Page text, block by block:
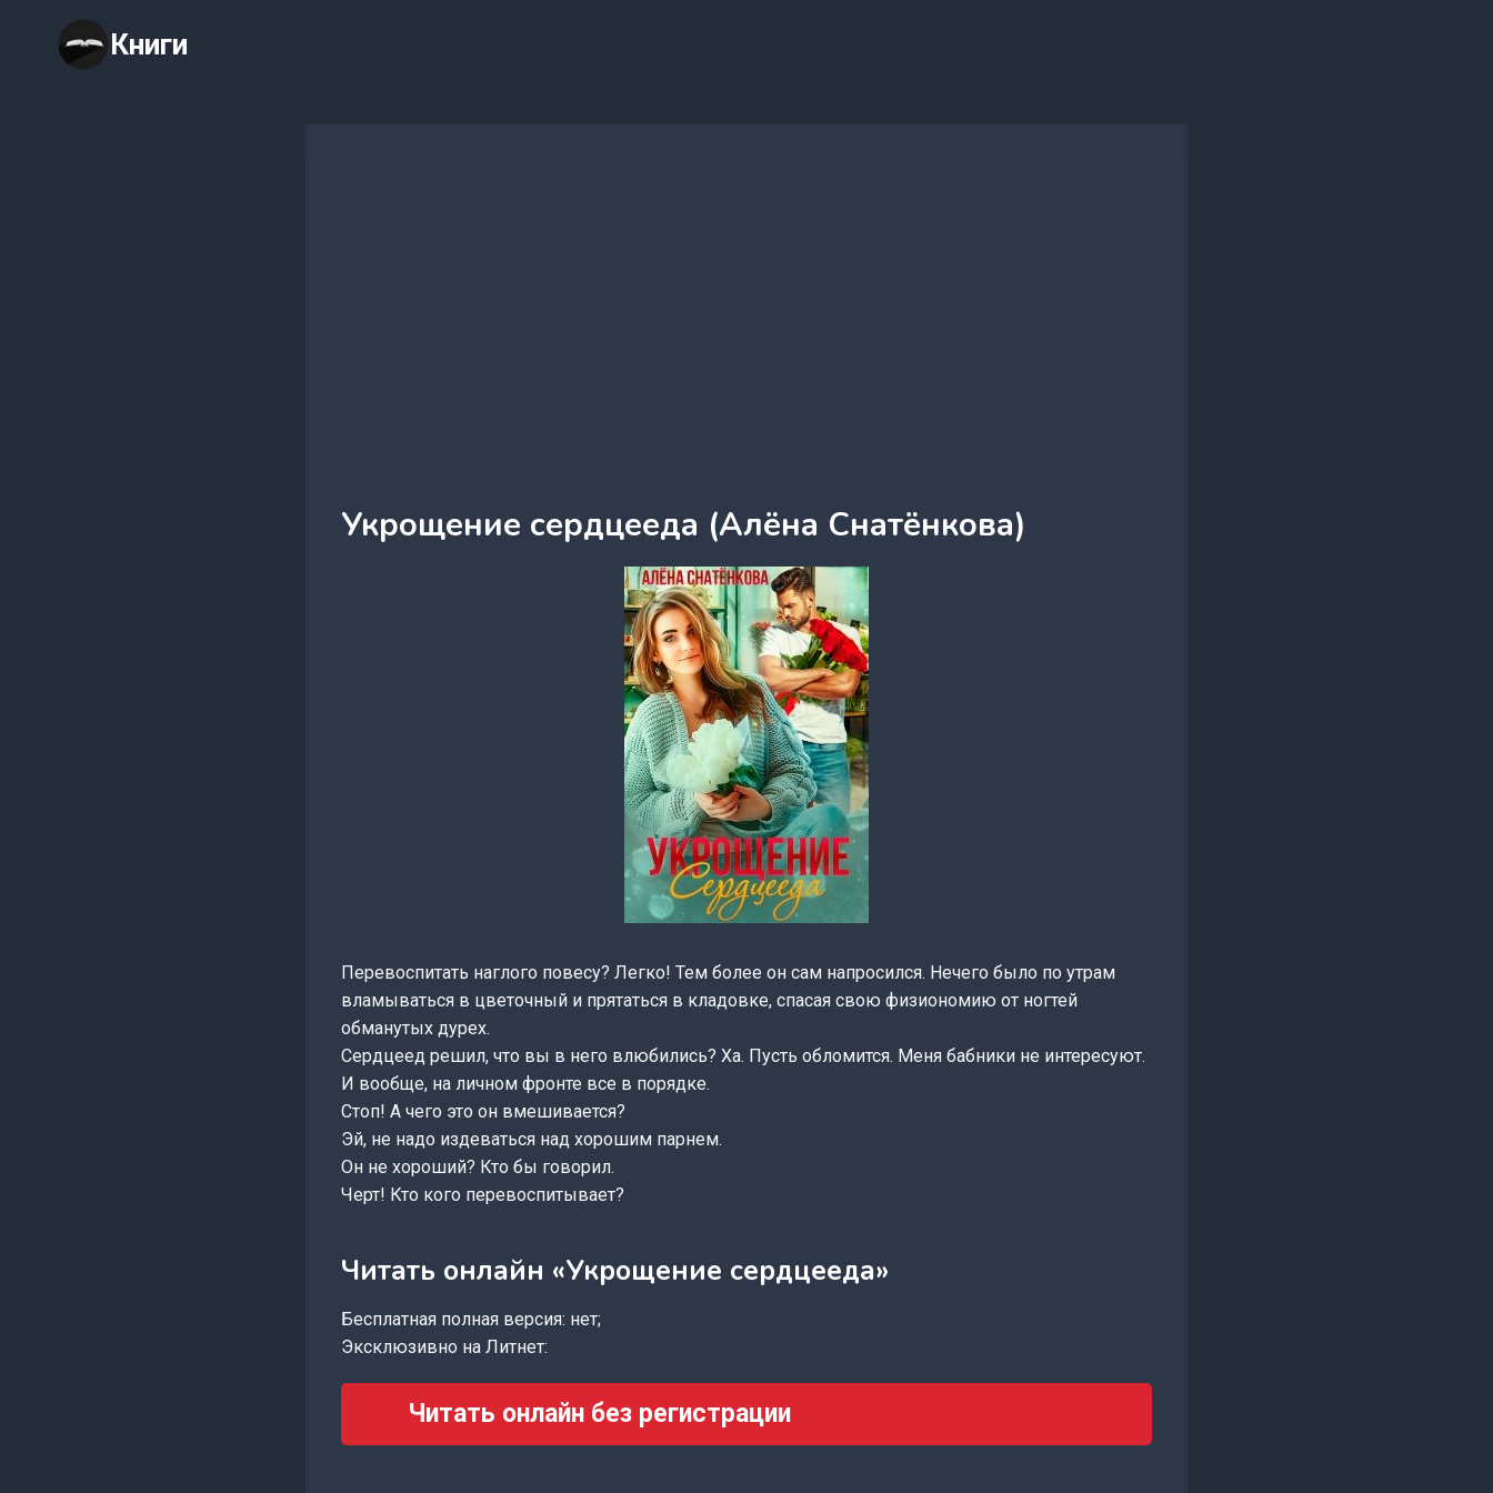
содержимому
Книги
Укрощение сердцееда (Алёна Снатёнкова)
Перевоспитать наглого повесу? Легко! Тем более он сам напросился. Нечего было по утрам
вламываться в цветочный и прятаться в кладовке, спасая свою физиономию от ногтей
обманутых дурех.
Сердцеед решил, что вы в него влюбились? Ха. Пусть обломится. Меня бабники не интересуют.
И вообще, на личном фронте все в порядке.
Стоп! А чего это он вмешивается?
Эй, не надо издеваться над хорошим парнем.
Он не хороший? Кто бы говорил.
Черт! Кто кого перевоспитывает?
Читать онлайн «Укрощение сердцееда»
Бесплатная полная версия: нет;
Эксклюзивно на Литнет:
Читать онлайн без регистрации